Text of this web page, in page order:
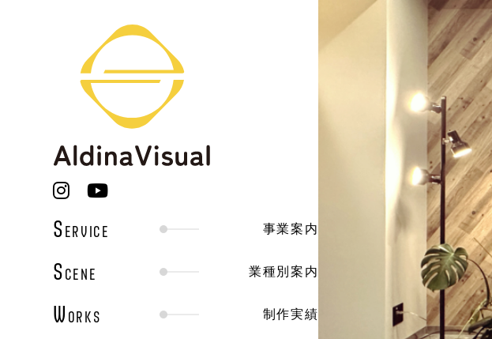
SERVICE 事業案内
SCENE 業種別案内
WORKS 制作実績